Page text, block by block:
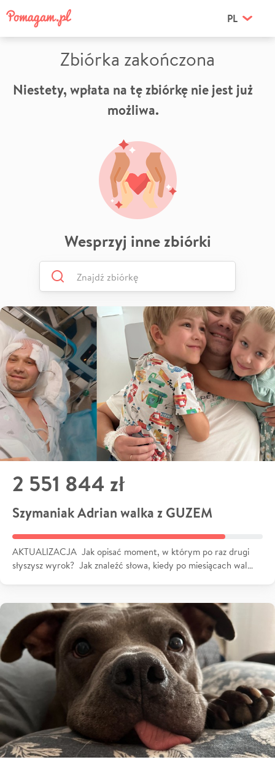
PL
Zbiórka zakończona
Niestety, wpłata na tę zbiórkę nie jest już
możliwa.
Wesprzyj inne zbiórki
2 551 844 zł
Szymaniak Adrian walka z GUZEM
AKTUALIZACJA Jak opisać moment, w którym po raz drugi
słyszysz wyrok? Jak znaleźć słowa, kiedy po miesiącach wal…